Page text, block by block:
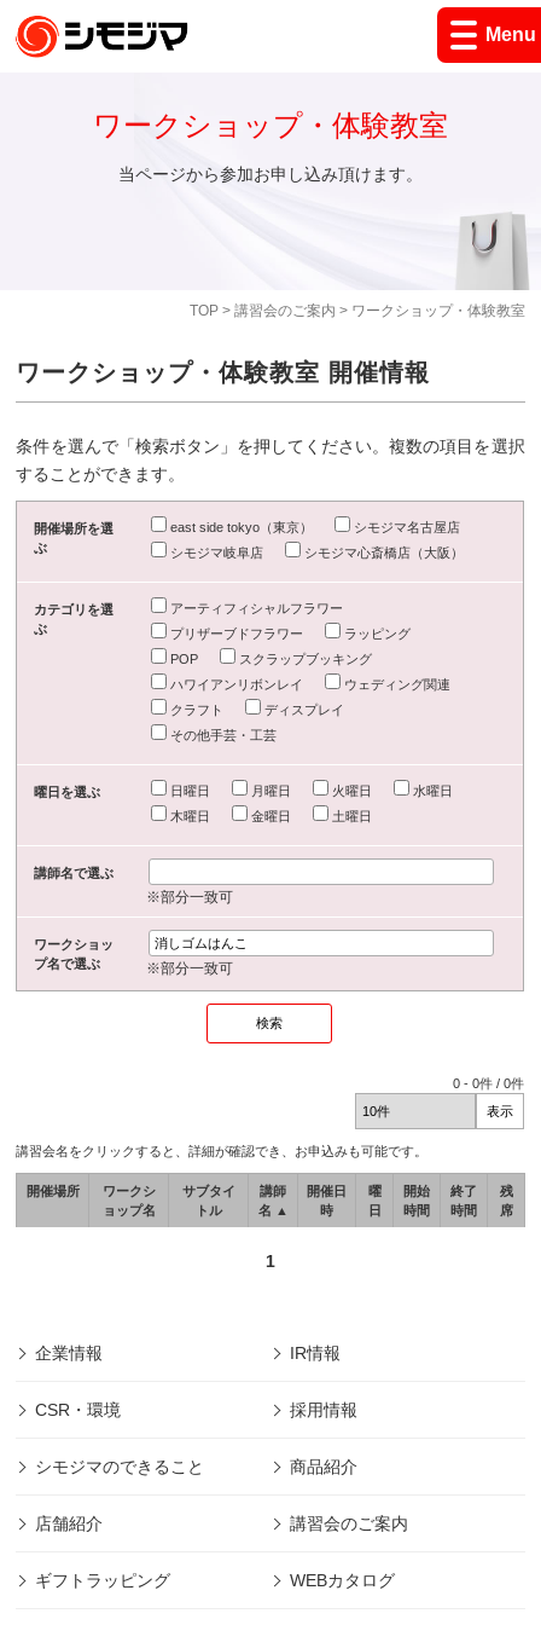
Menu
TOP> 講習会のご案内 > ワークショップ・体験教室
ワークショップ・体験教室
当ページから参加お申し込み頂けます。
ワークショップ・体験教室 開催情報
条件を選んで「検索ボタン」を押してください。複数の項目を選択
することができます。
開催場所を選
ぶ
east side tokyo（東京）
シモジマ名古屋店
シモジマ岐阜店
シモジマ心斎橋店（大阪）
カテゴリを選
ぶ
アーティフィシャルフラワー
プリザーブドフラワー
ラッピング
POP
スクラップブッキング
ハワイアンリボンレイ
ウェディング関連
クラフト
ディスプレイ
その他手芸・工芸
曜日を選ぶ 日曜日 月曜日 火曜日
水曜日
木曜日
金曜日 土曜日
講師名で選ぶ
※部分一致可
ワークショッ
プ名で選ぶ
※部分一致可
0 -0件 /0件
講習会名をクリックすると、詳細が確認でき、お申込みも可能です。
開催場所
ワークシ
ョップ名
サブタイ
トル
講師
名 ▲
開催日
時
曜
日
開始
時間
終了
時間
残
席
1
企業情報 IR情報
CSR・環境 採用情報
シモジマのできること 商品紹介
店舗紹介 講習会のご案内
ギフトラッピング WEBカタログ